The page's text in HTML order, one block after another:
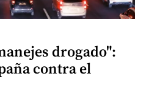
drogado":
contra el